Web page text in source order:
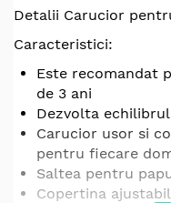
Detalii Carucior
Caracteristici:
Este recomandat
de 3 ani
Dezvolta
Carucior usor si
pentru fiecare
Saltea pentru
Copertina